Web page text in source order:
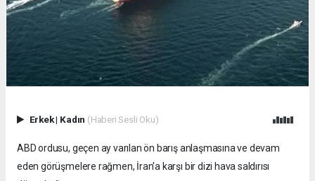
Erkek| Kadın (Haberi Sesli Oku)
ABD ordusu, geçen ay varılan ön barış anlaşmasına ve devam
eden görüşmelere rağmen, İran'a karşı bir dizi hava saldırısı